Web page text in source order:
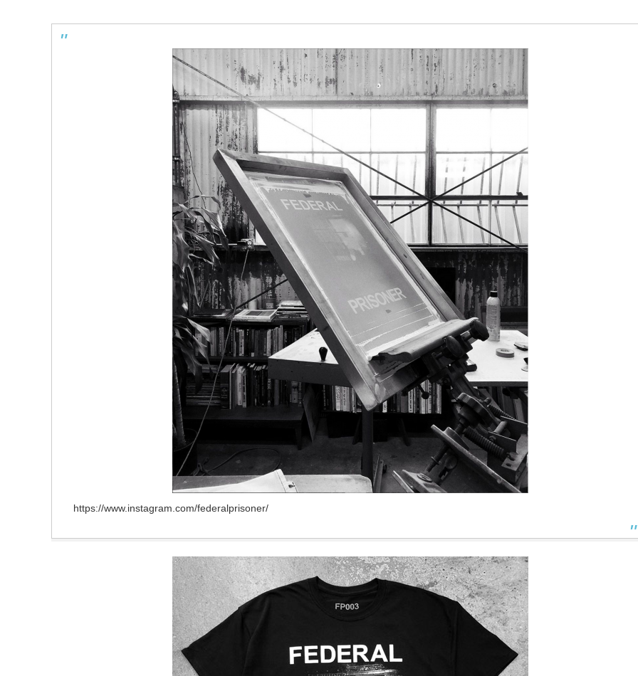
https://www.instagram.com/federalprisoner/